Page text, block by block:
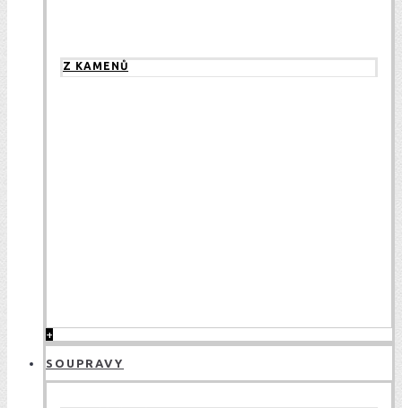
Z KAMENŮ
+
SOUPRAVY